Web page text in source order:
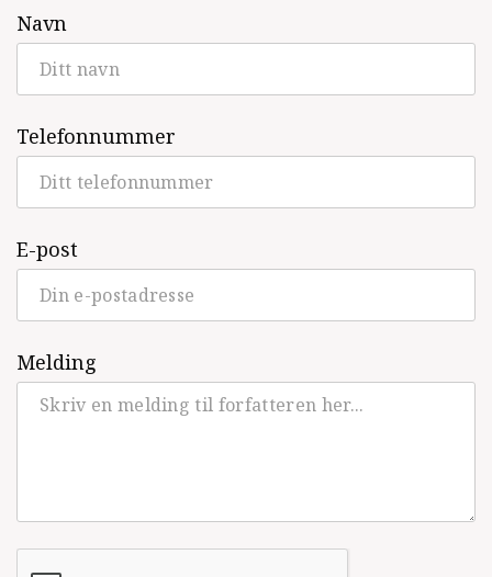
Gaute & Veronika
Roman, 2018)
Ida & Oda og andre fortellinger(Cappelen
Damm, Noveller, 2017)
Alle skrittene et helt liv krever
Damm, Roman, 2016)
Fettere & kusiner
Urne(Cappelen Damm, Lyrikk, 2013)
Skogen åpner lenge før jeg våkner
(Cappelen Damm, Kortprosa, 2012)
Navn
Telefonnummer
E-post
Melding